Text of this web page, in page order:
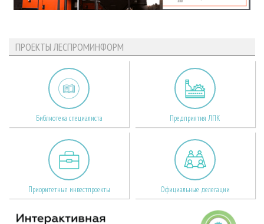
ПРОЕКТЫ ЛЕСПРОМИНФОРМ
Библиотека специалиста Предприятия ЛПК
Приоритетные инвестпроекты Официальные делегации